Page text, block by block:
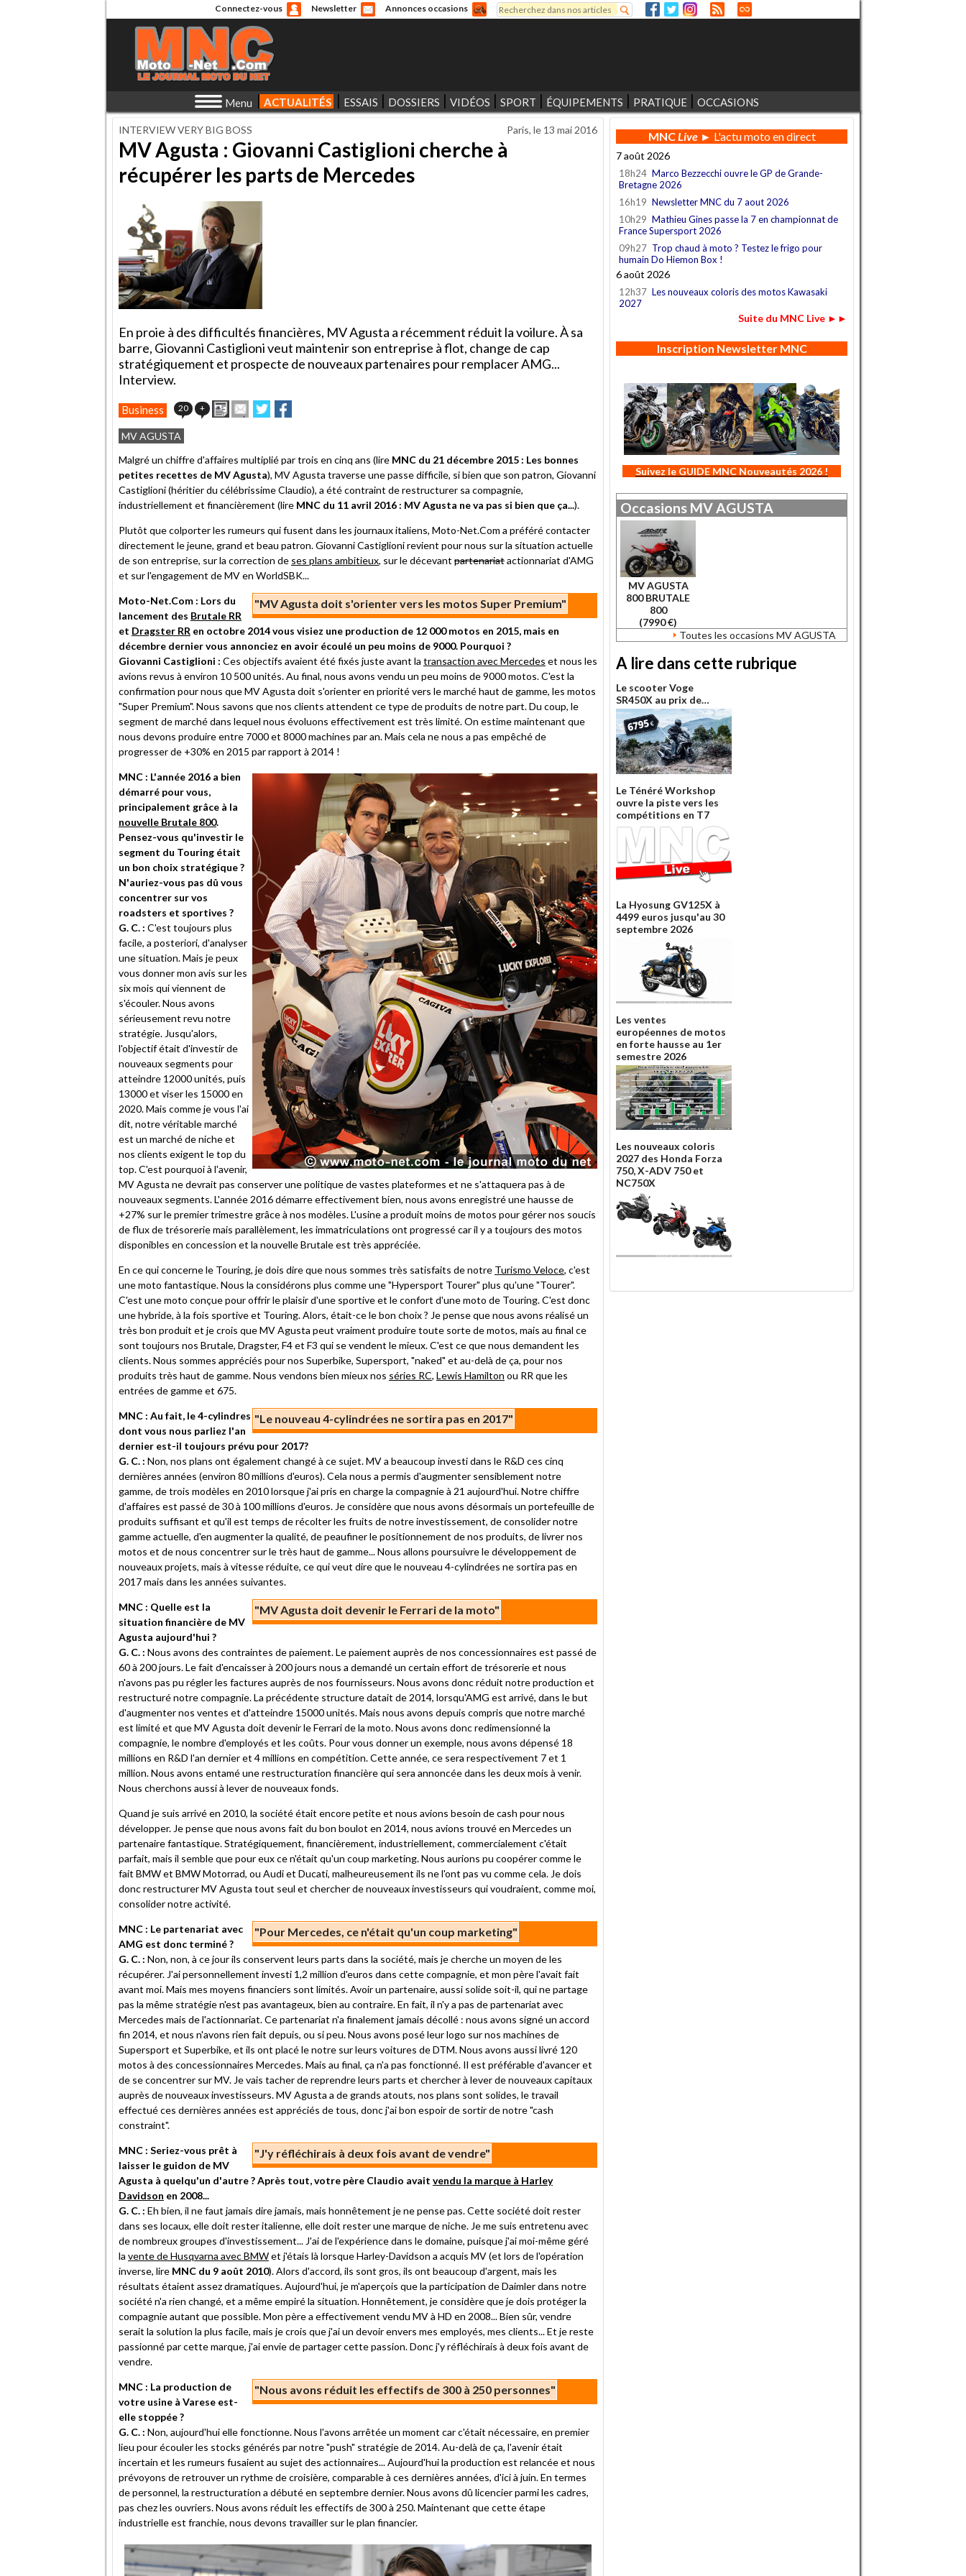
Connectez-vous Newsletter Annonces occasions
Formulaire de recherche
Rechercher
Menu ACTUALITÉS ESSAIS DOSSIERS VIDÉOS SPORT ÉQUIPEMENTS PRATIQUE OCCASIONS
INTERVIEW VERY BIG BOSS Paris, le 13 mai 2016
MV Agusta : Giovanni Castiglioni cherche à
récupérer les parts de Mercedes
En proie à des difficultés financières, MV Agusta a récemment réduit la voilure. À sa
barre, Giovanni Castiglioni veut maintenir son entreprise à flot, change de cap
stratégiquement et prospecte de nouveaux partenaires pour remplacer AMG...
Interview.
Business 20 + ImprimerEnvoyer
cet
ami
Partager
sur
sur
MV AGUSTA
Malgré un chiffre d'affaires multiplié par trois en cinq ans (lire MNC du 21 décembre 2015 : Les bonnes
petites recettes de MV Agusta), MV Agusta traverse une passe difficile, si bien que son patron, Giovanni
Castiglioni (héritier du célébrissime Claudio), a été contraint de restructurer sa compagnie,
industriellement et financièrement (lire MNC du 11 avril 2016 : MV Agusta ne va pas si bien que ça...).
Plutôt que colporter les rumeurs qui fusent dans les journaux italiens, Moto-Net.Com a préféré contacter
directement le jeune, grand et beau patron. Giovanni Castiglioni revient pour nous sur la situation actuelle
de son entreprise, sur la correction de ses plans ambitieux, sur le décevant partenariatactionnariat d'AMG
et sur l'engagement de MV en WorldSBK...
"MV Agusta doit s'orienter vers les motos Super Premium"
Moto-Net.Com : Lors du
lancement des Brutale RR
et Dragster RR en octobre 2014 vous visiez une production de 12 000 motos en 2015, mais en
décembre dernier vous annonciez en avoir écoulé un peu moins de 9000. Pourquoi ?
Giovanni Castiglioni : Ces objectifs avaient été fixés juste avant la transaction avec Mercedes et nous les
avions revus à environ 10 500 unités. Au final, nous avons vendu un peu moins de 9000 motos. C'est la
confirmation pour nous que MV Agusta doit s'orienter en priorité vers le marché haut de gamme, les motos
"Super Premium". Nous savons que nos clients attendent ce type de produits de notre part. Du coup, le
segment de marché dans lequel nous évoluons effectivement est très limité. On estime maintenant que
nous devons produire entre 7000 et 8000 machines par an. Mais cela ne nous a pas empêché de
progresser de +30% en 2015 par rapport à 2014 !
MNC : L'année 2016 a bien
démarré pour vous,
principalement grâce à la
nouvelle Brutale 800.
Pensez-vous qu'investir le
segment du Touring était
un bon choix stratégique ?
N'auriez-vous pas dû vous
concentrer sur vos
roadsters et sportives ?
G. C. : C'est toujours plus
facile, a posteriori, d'analyser
une situation. Mais je peux
vous donner mon avis sur les
six mois qui viennent de
s'écouler. Nous avons
sérieusement revu notre
stratégie. Jusqu'alors,
l'objectif était d'investir de
nouveaux segments pour
atteindre 12000 unités, puis
13000 et viser les 15000 en
2020. Mais comme je vous l'ai
dit, notre véritable marché
est un marché de niche et
nos clients exigent le top du
top. C'est pourquoi à l'avenir,
MV Agusta ne devrait pas conserver une politique de vastes plateformes et ne s'attaquera pas à de
nouveaux segments. L'année 2016 démarre effectivement bien, nous avons enregistré une hausse de
+27% sur le premier trimestre grâce à nos modèles. L'usine a produit moins de motos pour gérer nos soucis
de flux de trésorerie mais parallèlement, les immatriculations ont progressé car il y a toujours des motos
disponibles en concession et la nouvelle Brutale est très appréciée.
En ce qui concerne le Touring, je dois dire que nous sommes très satisfaits de notre Turismo Veloce, c'est
une moto fantastique. Nous la considérons plus comme une "Hypersport Tourer" plus qu'une "Tourer".
C'est une moto conçue pour offrir le plaisir d'une sportive et le confort d'une moto de Touring. C'est donc
une hybride, à la fois sportive et Touring. Alors, était-ce le bon choix ? Je pense que nous avons réalisé un
très bon produit et je crois que MV Agusta peut vraiment produire toute sorte de motos, mais au final ce
sont toujours nos Brutale, Dragster, F4 et F3 qui se vendent le mieux. C'est ce que nous demandent les
clients. Nous sommes appréciés pour nos Superbike, Supersport, "naked" et au-delà de ça, pour nos
produits très haut de gamme. Nous vendons bien mieux nos séries RC, Lewis Hamilton ou RR que les
entrées de gamme et 675.
"Le nouveau 4-cylindrées ne sortira pas en 2017"
MNC : Au fait, le 4-cylindres
dont vous nous parliez l'an
dernier est-il toujours prévu pour 2017?
G. C. : Non, nos plans ont également changé à ce sujet. MV a beaucoup investi dans le R&D ces cinq
dernières années (environ 80 millions d'euros). Cela nous a permis d'augmenter sensiblement notre
gamme, de trois modèles en 2010 lorsque j'ai pris en charge la compagnie à 21 aujourd'hui. Notre chiffre
d'affaires est passé de 30 à 100 millions d'euros. Je considère que nous avons désormais un portefeuille de
produits suffisant et qu'il est temps de récolter les fruits de notre investissement, de consolider notre
gamme actuelle, d'en augmenter la qualité, de peaufiner le positionnement de nos produits, de livrer nos
motos et de nous concentrer sur le très haut de gamme... Nous allons poursuivre le développement de
nouveaux projets, mais à vitesse réduite, ce qui veut dire que le nouveau 4-cylindrées ne sortira pas en
2017 mais dans les années suivantes.
"MV Agusta doit devenir le Ferrari de la moto"
MNC : Quelle est la
situation financière de MV
Agusta aujourd'hui ?
G. C. : Nous avons des contraintes de paiement. Le paiement auprès de nos concessionnaires est passé de
60 à 200 jours. Le fait d'encaisser à 200 jours nous a demandé un certain effort de trésorerie et nous
n'avons pas pu régler les factures auprès de nos fournisseurs. Nous avons donc réduit notre production et
restructuré notre compagnie. La précédente structure datait de 2014, lorsqu'AMG est arrivé, dans le but
d'augmenter nos ventes et d'atteindre 15000 unités. Mais nous avons depuis compris que notre marché
est limité et que MV Agusta doit devenir le Ferrari de la moto. Nous avons donc redimensionné la
compagnie, le nombre d'employés et les coûts. Pour vous donner un exemple, nous avons dépensé 18
millions en R&D l'an dernier et 4 millions en compétition. Cette année, ce sera respectivement 7 et 1
million. Nous avons entamé une restructuration financière qui sera annoncée dans les deux mois à venir.
Nous cherchons aussi à lever de nouveaux fonds.
Quand je suis arrivé en 2010, la société était encore petite et nous avions besoin de cash pour nous
développer. Je pense que nous avons fait du bon boulot en 2014, nous avions trouvé en Mercedes un
partenaire fantastique. Stratégiquement, financièrement, industriellement, commercialement c'était
parfait, mais il semble que pour eux ce n'était qu'un coup marketing. Nous aurions pu coopérer comme le
fait BMW et BMW Motorrad, ou Audi et Ducati, malheureusement ils ne l'ont pas vu comme cela. Je dois
donc restructurer MV Agusta tout seul et chercher de nouveaux investisseurs qui voudraient, comme moi,
consolider notre activité.
"Pour Mercedes, ce n'était qu'un coup marketing"
MNC : Le partenariat avec
AMG est donc terminé ?
G. C. : Non, non, à ce jour ils conservent leurs parts dans la société, mais je cherche un moyen de les
récupérer. J'ai personnellement investi 1,2 million d'euros dans cette compagnie, et mon père l'avait fait
avant moi. Mais mes moyens financiers sont limités. Avoir un partenaire, aussi solide soit-il, qui ne partage
pas la même stratégie n'est pas avantageux, bien au contraire. En fait, il n'y a pas de partenariat avec
Mercedes mais de l'actionnariat. Ce partenariat n'a finalement jamais décollé : nous avons signé un accord
fin 2014, et nous n'avons rien fait depuis, ou si peu. Nous avons posé leur logo sur nos machines de
Supersport et Superbike, et ils ont placé le notre sur leurs voitures de DTM. Nous avons aussi livré 120
motos à des concessionnaires Mercedes. Mais au final, ça n'a pas fonctionné. Il est préférable d'avancer et
de se concentrer sur MV. Je vais tacher de reprendre leurs parts et chercher à lever de nouveaux capitaux
auprès de nouveaux investisseurs. MV Agusta a de grands atouts, nos plans sont solides, le travail
effectué ces dernières années est appréciés de tous, donc j'ai bon espoir de sortir de notre "cash
constraint".
"J'y réfléchirais à deux fois avant de vendre"
MNC : Seriez-vous prêt à
laisser le guidon de MV
Agusta à quelqu'un d'autre ? Après tout, votre père Claudio avait vendu la marque à Harley
Davidson en 2008...
G. C. : Eh bien, il ne faut jamais dire jamais, mais honnêtement je ne pense pas. Cette société doit rester
dans ses locaux, elle doit rester italienne, elle doit rester une marque de niche. Je me suis entretenu avec
de nombreux groupes d'investissement... J'ai de l'expérience dans le domaine, puisque j'ai moi-même géré
la vente de Husqvarna avec BMWet j'étais là lorsque Harley-Davidson a acquis MV (et lors de l'opération
inverse, lire MNC du 9 août 2010). Alors d'accord, ils sont gros, ils ont beaucoup d'argent, mais les
résultats étaient assez dramatiques. Aujourd'hui, je m'aperçois que la participation de Daimler dans notre
société n'a rien changé, et a même empiré la situation. Honnêtement, je considère que je dois protéger la
compagnie autant que possible. Mon père a effectivement vendu MV à HD en 2008... Bien sûr, vendre
serait la solution la plus facile, mais je crois que j'ai un devoir envers mes employés, mes clients... Et je reste
passionné par cette marque, j'ai envie de partager cette passion. Donc j'y réfléchirais à deux fois avant de
vendre.
"Nous avons réduit les effectifs de 300 à 250 personnes"
MNC : La production de
votre usine à Varese est-
elle stoppée ?
G. C. : Non, aujourd'hui elle fonctionne. Nous l'avons arrêtée un moment car c'était nécessaire, en premier
lieu pour écouler les stocks générés par notre "push" stratégie de 2014. Au-delà de ça, l'avenir était
incertain et les rumeurs fusaient au sujet des actionnaires... Aujourd'hui la production est relancée et nous
prévoyons de retrouver un rythme de croisière, comparable à ces dernières années, d'ici à juin. En termes
de personnel, la restructuration a débuté en septembre dernier. Nous avons dû licencier parmi les cadres,
pas chez les ouvriers. Nous avons réduit les effectifs de 300 à 250. Maintenant que cette étape
industrielle est franchie, nous devons travailler sur le plan financier.
MNCLive► L'actu moto en direct
7 août 2026
18h24 Marco Bezzecchi ouvre le GP de Grande-
Bretagne 2026
16h19 Newsletter MNC du 7 aout 2026
10h29 Mathieu Gines passe la 7 en championnat de
France Supersport 2026
09h27 Trop chaud à moto ? Testez le frigo pour
humain Do Hiemon Box !
6 août 2026
12h37 Les nouveaux coloris des motos Kawasaki
2027
Suite du MNC Live ►►
Inscription Newsletter MNC
Suivez le GUIDE MNC Nouveautés 2026 !
Occasions MV AGUSTA
MV AGUSTA
800 BRUTALE
800
(7990 €)
Toutes les occasions MV AGUSTA
A lire dans cette rubrique
Le scooter Voge
SR450X au prix de…
Le Ténéré Workshop
ouvre la piste vers les
compétitions en T7
La Hyosung GV125X à
4499 euros jusqu'au 30
septembre 2026
Les ventes
européennes de motos
en forte hausse au 1er
semestre 2026
Les nouveaux coloris
2027 des Honda Forza
750, X-ADV 750 et
NC750X